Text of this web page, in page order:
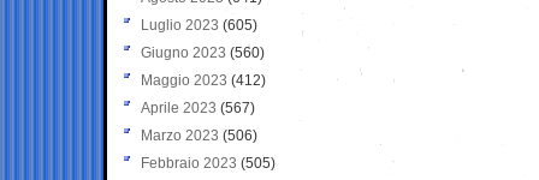
Luglio 2023 (605)
Giugno 2023 (560)
Maggio 2023 (412)
Aprile 2023 (567)
Marzo 2023 (506)
Febbraio 2023 (505)